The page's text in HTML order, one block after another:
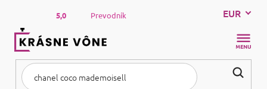
obsah
5,0 Prevodník EUR